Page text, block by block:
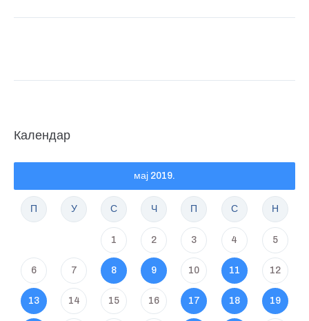
Календар
мај 2019.
П У С Ч П С Н
1 2 3 4 5
6 7 8 9 10 11 12
13 14 15 16 17 18 19